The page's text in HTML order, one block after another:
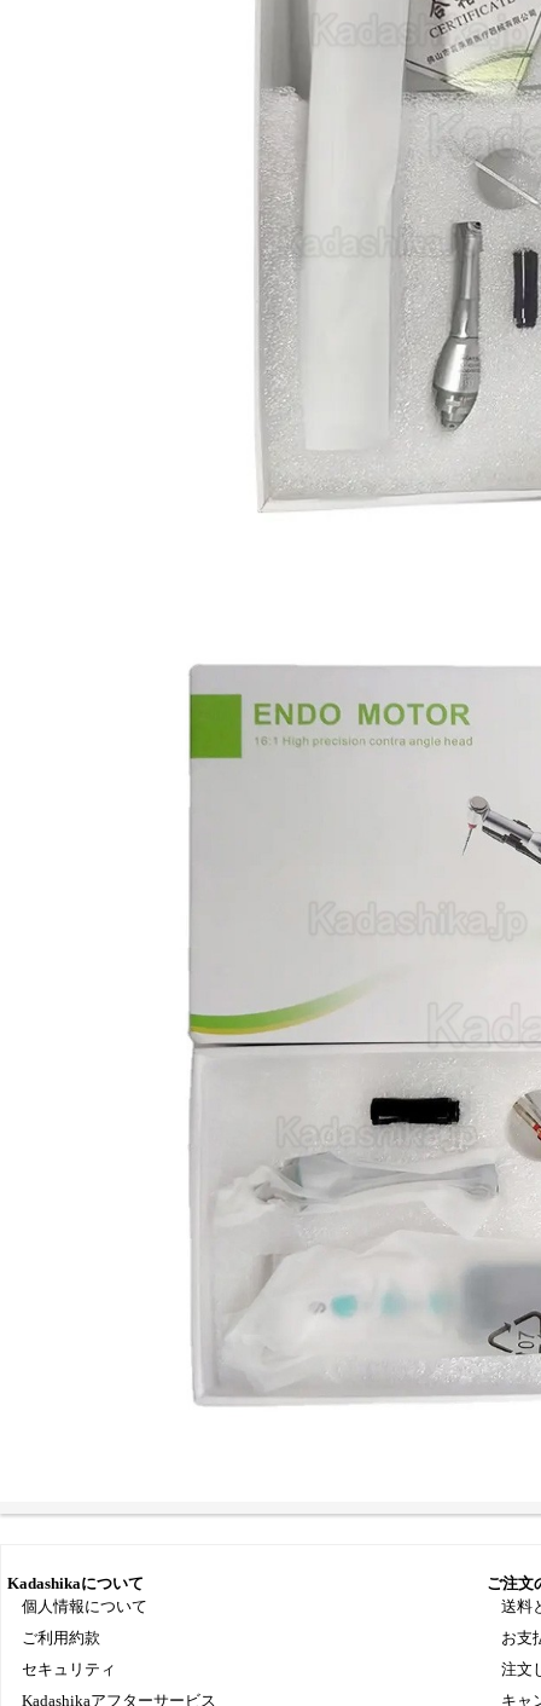
Kadashikaについて
個人情報について
ご利用約款
セキュリティ
Kadashikaアフターサービス
ご注文
送料
お支
注文
キャ